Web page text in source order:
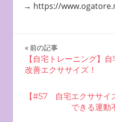
→ https://
投
稿
ナ
前の記事
【自宅トレーニング】
改善エクササイズ！
【#57 自宅エクササイ
できる運動